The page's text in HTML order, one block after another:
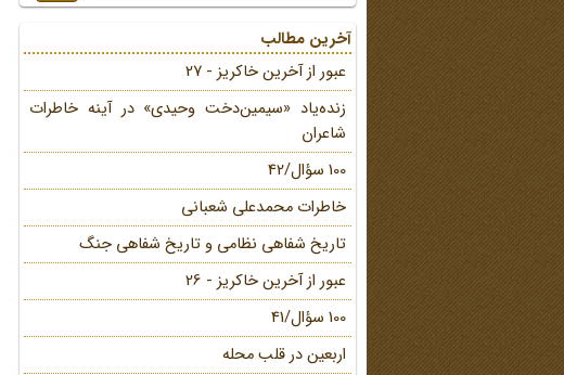
آخرین مطالب
عبور از آخرین خاکریز - 27
زنده‌یاد «سیمین‌دخت وحیدی» در آینه خاطرات
شاعران
100 سؤال/42
خاطرات محمد‌علی شعبانی
تاریخ شفاهی نظامی و تاریخ شفاهی جنگ
عبور از آخرین خاکریز - 26
100 سؤال/41
اربعین در قلب محله